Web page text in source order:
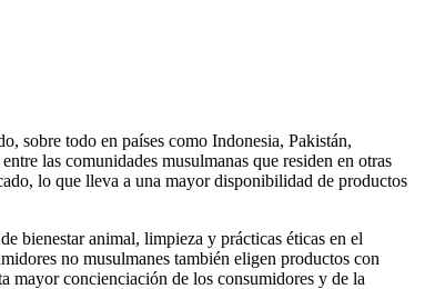
sobre todo en países como Indonesia, Pakistán,
las comunidades musulmanas que residen en otras
lo que lleva a una mayor disponibilidad de productos
bienestar animal, limpieza y prácticas éticas en el
no musulmanes también eligen productos con
mayor concienciación de los consumidores y de la